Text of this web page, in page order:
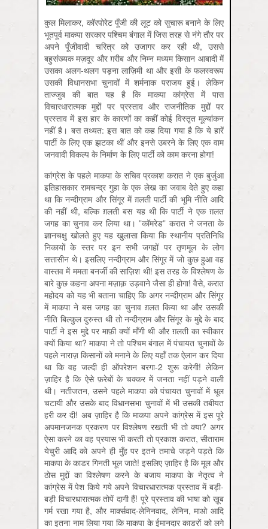
कुल मिलाकर, कॉरपोरेट पूँजी की लूट को सुचारू बनाने के लिए
भूतपूर्व माकपा सरकार पश्चिम बंगाल में जिस तरह से नंगे तौर पर
अपने पूँजीवादी चरित्र को उजागर कर रही थी, उससे
बहुसंख्यक मज़दूर और ग़रीब और निम्न मध्यम किसान आबादी में
उसका अलग-थलग पड़ना लाज़िमी था और इसी के फलस्वरूप
उसकी विधानसभा चुनावों में शर्मनाक पराजय हुई। लेकिन
ताज्जुब की बात यह है कि माकपा कांग्रेस में पास
विचारधारात्मक मुद्दों पर प्रस्ताव और राजनीतिक मुद्दों पर
प्रस्ताव में इस हार के कारणों का कहीं कोई विस्तृत मूल्यांकन
नहीं है। बस तथ्यत: इस बात को कह दिया गया है कि ये हारें
पार्टी के लिए एक झटका थीं और इनसे उबरने के लिए एक वाम
जनवादी विकल्प के निर्माण के लिए पार्टी को काम करना होगा!
कांग्रेस के पहले माकपा के सचिव प्रकाश करात ने एक बुर्जुआ
इतिहासकार रामचन्द्र गुहा के एक लेख का जवाब देते हुए कहा
था कि नन्दीग्राम और सिंगूर में ग़लती पार्टी की भूमि नीति आदि
की नहीं थी, बल्कि ग़लती बस यह थी कि पार्टी ने एक ग़लत
जगह का चुनाव कर लिया था। ”कॉमरेड” करात ने जनता के
ज्ञानचक्षु खोलते हुए यह खुलासा किया कि स्थानीय प्रतिनिधि
निकायों के स्तर पर इन सभी जगहों पर तृणमूल के लोग
सत्तासीन थे। इसलिए नन्दीग्राम और सिंगूर में जो कुछ हुआ वह
वास्तव में ममता बनर्जी की साज़िश थी! इस तरह के विश्लेषण के
बारे कुछ कहना अपना मज़ाक़ उड़वाने जैसा ही होगा! वैसे, करात
महोदय को यह भी बताना चाहिए कि अगर नन्दीग्राम और सिंगूर
में माकपा ने बस जगह का चुनाव ग़लत किया था और उसकी
नीति बिल्कुल दुरुस्त थी तो नन्दीग्राम और सिंगूर के मुद्दे के बाद
पार्टी ने इस मुद्दे पर माफ़ी क्यों माँगी थी और ग़लती का स्वीकार
क्यों किया था? माकपा ने तो पश्चिम बंगाल में पंचायत चुनावों के
पहले नाराज़ किसानों को मनाने के लिए यहाँ तक ऐलान कर दिया
था कि वह जल्दी ही ऑपरेशन बरगा-2 शुरू करेगी! लेकिन
ज़ाहिर है कि ऐसे फ़रेबों के चक्कर में जनता नहीं पड़ने वाली
थी। नतीजतन, उसने पहले माकपा को पंचायत चुनावों में धूल
चटायी और उसके बाद विधानसभा चुनावों में भी उसकी तबीयत
हरी कर दी! अब ज़ाहिर है कि माकपा अपने कांग्रेस में इस पूरे
अपमानजनक प्रकरण पर विश्लेषण रखती भी तो क्या? अगर
ऐसा करने का वह प्रयास भी करती तो प्रकाश करात, सीताराम
येचुरी आदि को अपने ही मुँह पर इतने तमाचे जड़ने पड़ते कि
माकपा के काडर गिनती भूल जाते! इसलिए ज़ाहिर है कि मूल और
ठोस मुद्दों का विश्लेषण करने के बजाय माकपा के नेतृत्व ने
कांग्रेस में पेश किये गये अपने विचारधारात्मक प्रस्ताव में बड़ी-
बड़ी विचारधारात्मक तोपें दागी हैं! पूरे प्रस्ताव की भाषा को ख़ूब
गर्म रखा गया है, और मार्क्‍सवाद-लेनिनवाद, लेनिन, माओ आदि
का इतना नाम लिया गया कि माकपा के ईमानदार काडरों को लगे